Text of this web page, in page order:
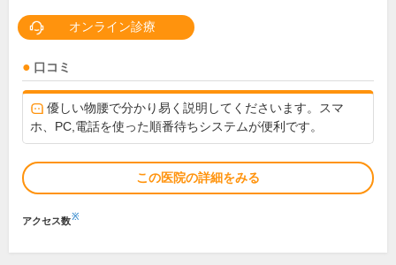
オンライン診療
口コミ
優しい物腰で分かり易く説明してくださいます。スマ
ホ、PC,電話を使った順番待ちシステムが便利です。
この医院の詳細をみる
アクセス数※